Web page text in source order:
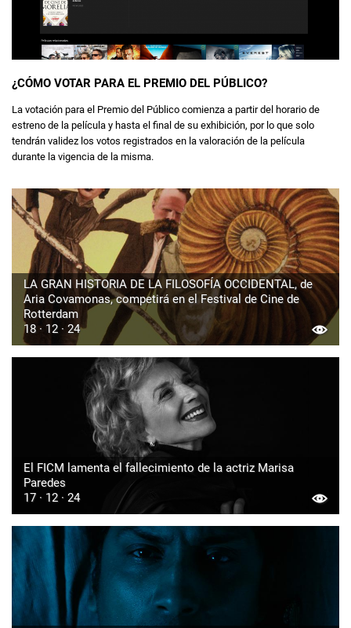
¿CÓMO VOTAR PARA EL PREMIO DEL PÚBLICO?
La votación para el Premio del Público comienza a partir del horario de
estreno de la película y hasta el final de su exhibición, por lo que solo
tendrán validez los votos registrados en la valoración de la película
durante la vigencia de la misma.
LA GRAN HISTORIA DE LA FILOSOFÍA OCCIDENTAL, de
Aria Covamonas, competirá en el Festival de Cine de
Rotterdam
18 · 12 · 24
El FICM lamenta el fallecimiento de la actriz Marisa
Paredes
17 · 12 · 24